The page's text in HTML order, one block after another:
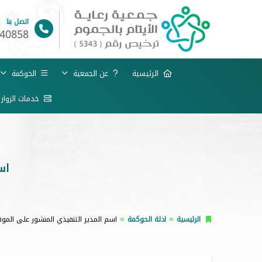
اتصل بنا
الرئيسية عن الجمعية
الحوكمة
خدمات
الرئيسية ادلة الحوكمة اسم المدير التنفيذي المنشور على